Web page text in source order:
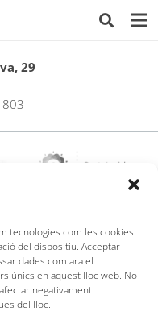
tecnologies com les cookies
del dispositiu. Acceptar
dades com ara el
únics en aquest lloc web. No
negativament
del lloc.
29
803
Tossa de Mar
· 17320 – Tossa de Mar
Brava)
info@visittossa.com